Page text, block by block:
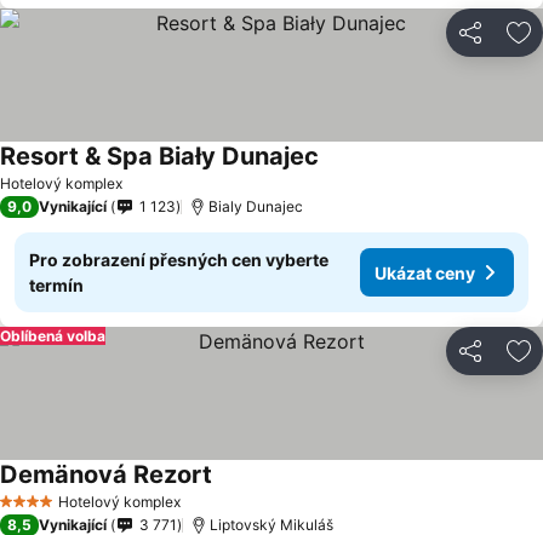
Sdílet
Hotelový komplex
Resort & Spa Biały Dunajec
9,0 Vynikající 1 123 Bialy Dunajec
Pro zobrazení přesných cen vyberte
termín
Ukázat ceny
Sdílet
Oblíbená volba
4 Počet hvězdiček
Hotelový komplex
Demänová Rezort
8,5 Vynikající 3 771 Liptovský Mikuláš